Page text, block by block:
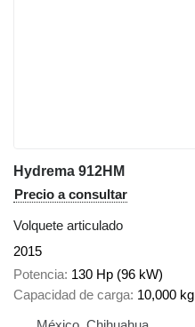
Hydrema 912HM
Precio a consultar
Volquete articulado
2015
Potencia 130 Hp (96 kW)
Capacidad de carga 10,000 kg